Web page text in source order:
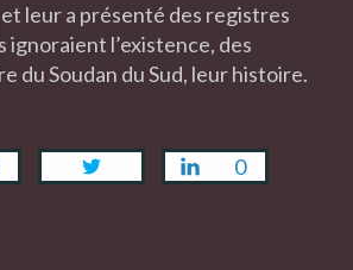
leur a présenté des registres
ignoraient l’existence, des
du Soudan du Sud, leur histoire.
0